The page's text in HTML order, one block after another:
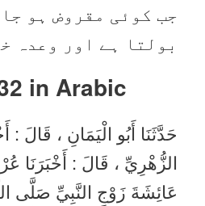
جب کوئی مقروض ہو
بولتا ہے اور وعدہ
in Arabic
حَدَّثَنَا أَبُو الْيَمَانِ ، قَالَ
الزُّهْرِيِّ ، قَالَ : أَخْبَرَنَا
عَائِشَةَ زَوْجِ النَّبِيِّ صَلَّى